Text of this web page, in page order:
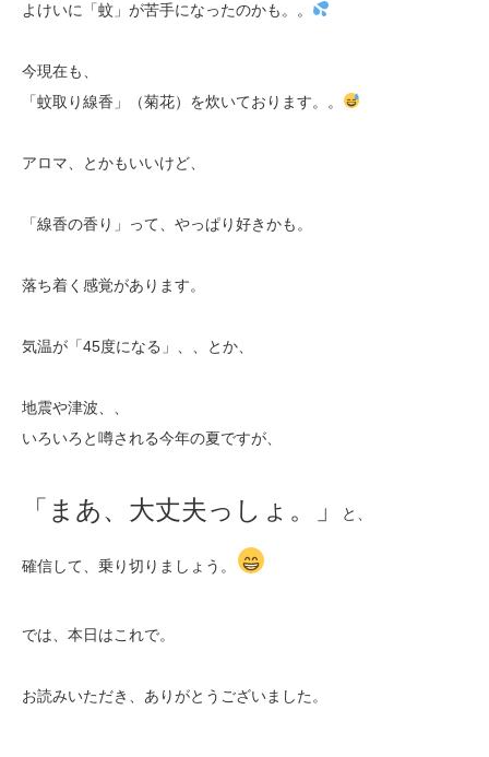
よけいに「蚊」が苦手になったのかも。。
今現在も、
「蚊取り線香」（菊花）を炊いております。。
アロマ、とかもいいけど、
「線香の香り」って、やっぱり好きかも。
落ち着く感覚があります。
気温が「45度になる」、、とか、
地震や津波、、
いろいろと噂される今年の夏ですが、
「まあ、大丈夫っしょ。」 と、
確信して、乗り切りましょう。
では、本日はこれで。
お読みいただき、ありがとうございました。